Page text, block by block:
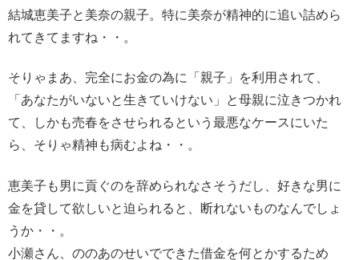
結城恵美子と美奈の親子。特に美奈が精神的に追い詰めら
れてきてますね・・。
そりゃまあ、完全にお金の為に「親子」を利用されて、
「あなたがいないと生きていけない」と母親に泣きつかれ
て、しかも売春をさせられるという最悪なケースにいた
ら、そりゃ精神も病むよね・・。
恵美子も男に貢ぐのを辞められなさそうだし、好きな男に
金を貸して欲しいと迫られると、断れないものなんでしょ
うか・・。
小瀬さん、ののあのせいでできた借金を何とかするため